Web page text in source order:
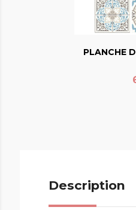
PLANCHE
Description